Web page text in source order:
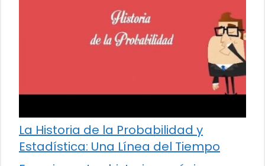
La Historia de la Probabilidad y
Estadística: Una Línea del Tiempo